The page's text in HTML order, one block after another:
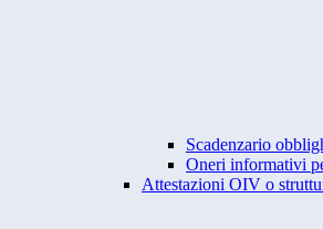
Scadenzario
Oneri informativi
Attestazioni OIV o